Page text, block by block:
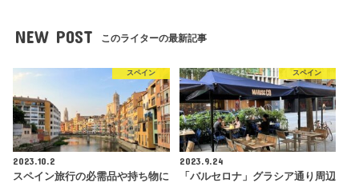
NEW POST このライターの最新記事
スペイン
2023.10.2
スペイン旅行の必需品や持ち物に
スペイン
2023.9.24
「バルセロナ」グラシア通り周辺